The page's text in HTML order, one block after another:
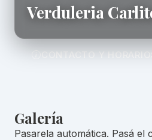
Verduleria
CONTACTO Y
Galería
Pasarela automática. Pasá el